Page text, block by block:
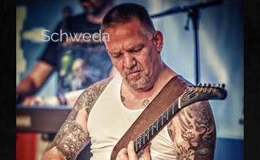
Schweda